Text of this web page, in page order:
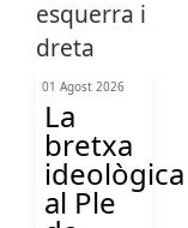
01 Agost 2026
La
bretxa
ideològica
al Ple